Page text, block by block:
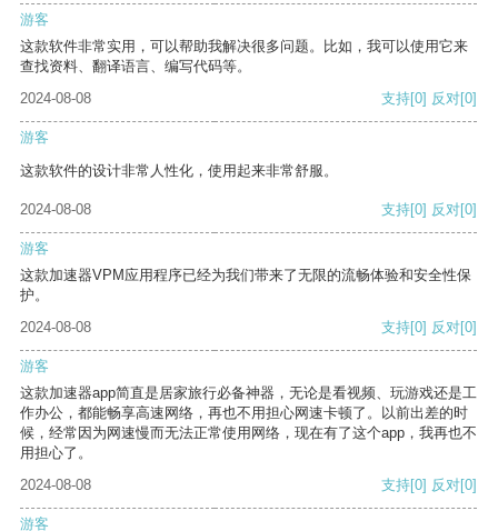
游客
这款软件非常实用，可以帮助我解决很多问题。比如，我可以使用它来
查找资料、翻译语言、编写代码等。
2024-08-08
支持[0] 反对[0]
游客
这款软件的设计非常人性化，使用起来非常舒服。
2024-08-08 支持[0] 反对[0]
游客
这款加速器VPM应用程序已经为我们带来了无限的流畅体验和安全性保
护。
2024-08-08
支持[0] 反对[0]
游客
这款加速器app简直是居家旅行必备神器，无论是看视频、玩游戏还是工
作办公，都能畅享高速网络，再也不用担心网速卡顿了。以前出差的时
候，经常因为网速慢而无法正常使用网络，现在有了这个app，我再也不
用担心了。
2024-08-08
支持[0] 反对[0]
游客